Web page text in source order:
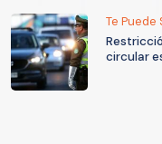
Te Puede
circular